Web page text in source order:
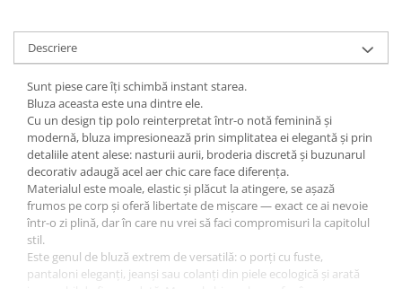
Descriere
Sunt piese care îți schimbă instant starea.
Bluza aceasta este una dintre ele.
Cu un design tip polo reinterpretat într-o notă feminină și
modernă, bluza impresionează prin simplitatea ei elegantă și prin
detaliile atent alese: nasturii aurii, broderia discretă și buzunarul
decorativ adaugă acel aer chic care face diferența.
Materialul este moale, elastic și plăcut la atingere, se așază
frumos pe corp și oferă libertate de mișcare — exact ce ai nevoie
într-o zi plină, dar în care nu vrei să faci compromisuri la capitolul
stil.
Este genul de bluză extrem de versatilă: o porți cu fuste,
pantaloni eleganți, jeanși sau colanți din piele ecologică și arată